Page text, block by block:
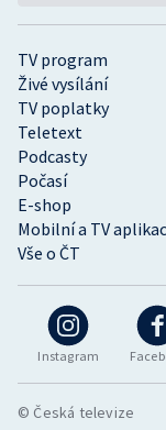
Instagram
TV program
Živé vysílání
TV poplatky
Teletext
Podcasty
Počasí
E-shop
Mobilní a TV
Vše o ČT
© Česká televize